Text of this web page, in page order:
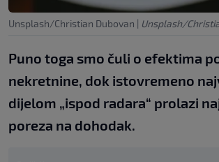
Unsplash/Christian Dubovan | Unsplash/
Puno toga smo čuli o efektima
nekretnine, dok istovremeno
dijelom „ispod radara“ prolazi
poreza na dohodak.